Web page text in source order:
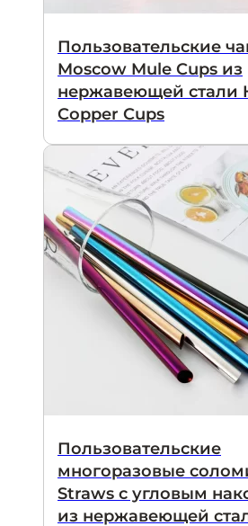
Пользовательские
Moscow Mule Cups из
нержавеющей стали
Copper Cups
Пользовательские
многоразовые
Straws с угловым
из нержавеющей